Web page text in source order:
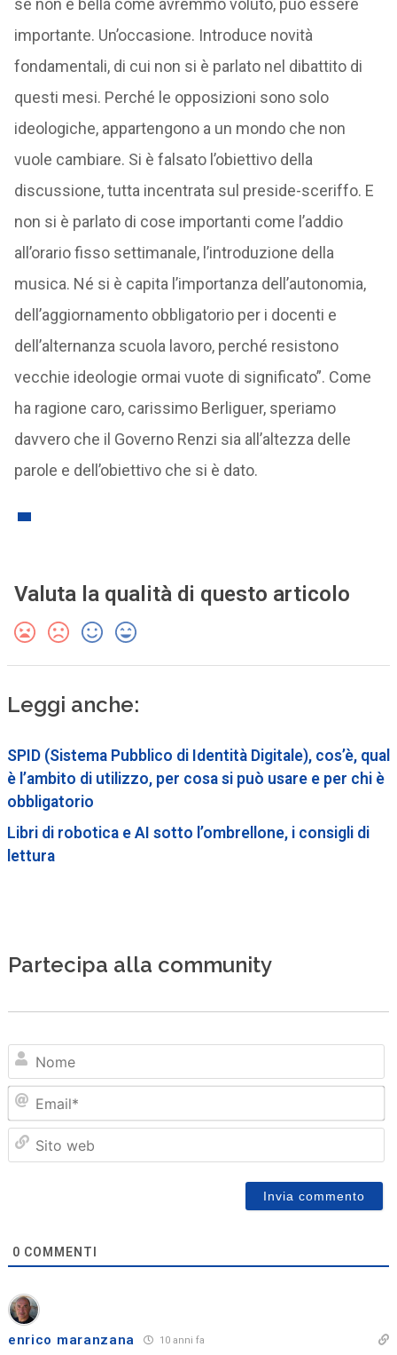
se non è bella come avremmo voluto, può essere
importante. Un’occasione. Introduce novità
fondamentali, di cui non si è parlato nel dibattito di
questi mesi. Perché le opposizioni sono solo
ideologiche, appartengono a un mondo che non
vuole cambiare. Si è falsato l’obiettivo della
discussione, tutta incentrata sul preside-sceriffo. E
non si è parlato di cose importanti come l’addio
all’orario fisso settimanale, l’introduzione della
musica. Né si è capita l’importanza dell’autonomia,
dell’aggiornamento obbligatorio per i docenti e
dell’alternanza scuola lavoro, perché resistono
vecchie ideologie ormai vuote di significato”. Come
ha ragione caro, carissimo Berliguer, speriamo
davvero che il Governo Renzi sia all’altezza delle
parole e dell’obiettivo che si è dato.
Valuta la qualità di questo articolo
Leggi anche:
SPID (Sistema Pubblico di Identità Digitale), cos’è, qual
è l’ambito di utilizzo, per cosa si può usare e per chi è
obbligatorio
Libri di robotica e AI sotto l’ombrellone, i consigli di
lettura
Partecipa alla community
0 COMMENTI
enrico maranzana 10 anni fa